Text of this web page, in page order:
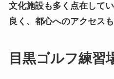
文化施設も多く点在して
良く、都心へのアクセス
目黒ゴルフ練習